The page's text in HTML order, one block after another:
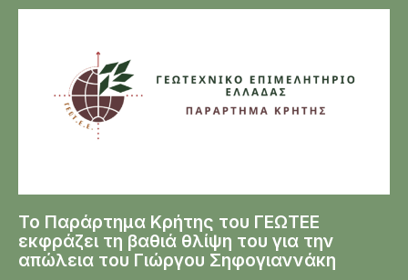
Το Παράρτημα Κρήτης του ΓΕΩΤΕΕ
εκφράζει τη βαθιά θλίψη του για την
απώλεια του Γιώργου Σηφογιαννάκη